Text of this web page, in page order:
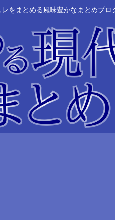
をまとめる風味豊かなまとめブロ